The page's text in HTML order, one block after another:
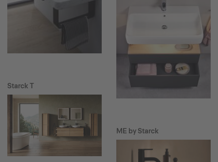
Starck T
ME by Starck